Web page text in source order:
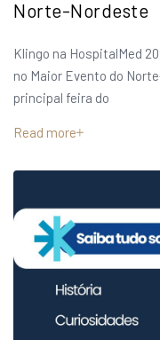
Norte-Nordeste
Klingo na HospitalMed
no Maior Evento do
principal feira do
Read more